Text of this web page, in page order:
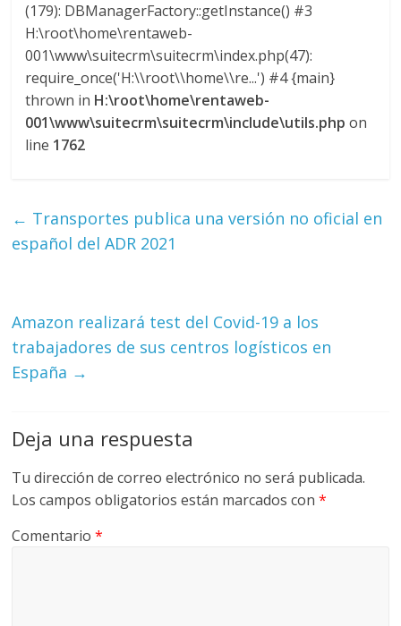
R
A
O
R
T
G
U
A
(179): DBManagerFactory::getInstance() #3
H:\root\home\rentaweb-
001\www\suitecrm\suitecrm\index.php(47):
require_once('H:\\root\\home\\re...') #4 {main}
thrown in H:\root\home\rentaweb-
001\www\suitecrm\suitecrm\include\utils.php on
line 1762
← Transportes publica una versión no oficial en
español del ADR 2021
Amazon realizará test del Covid-19 a los
trabajadores de sus centros logísticos en
España →
Deja una respuesta
Tu dirección de correo electrónico no será publicada.
Los campos obligatorios están marcados con*
Comentario*